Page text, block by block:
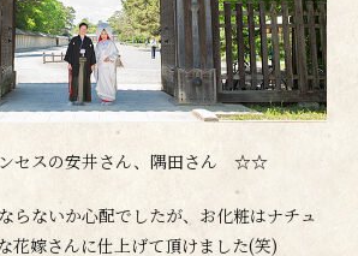
セスの安井さん、隅田さん ☆☆
らないか心配でしたが、お化粧はナチュ
花嫁さんに仕上げて頂けました(笑)